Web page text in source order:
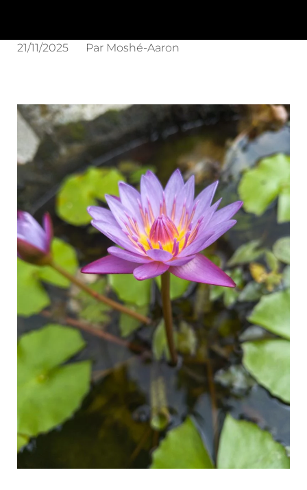
21/11/2025 Par Moshé-Aaron